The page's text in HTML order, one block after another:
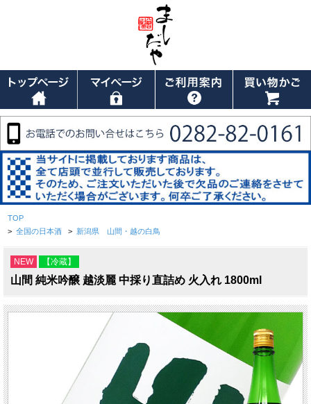
TOP
> 全国の日本酒 > 新潟県 山間・越の白鳥
NEW 【冷蔵】
山間 純米吟醸 越淡麗 中採り直詰め 火入れ 1800ml